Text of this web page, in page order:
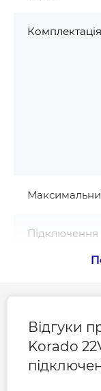
Комплектація
Підключення
Тип
Відгуки
Korado